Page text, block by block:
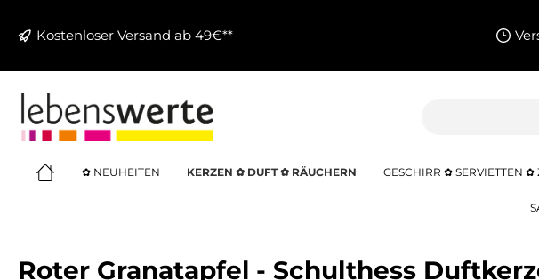
Kostenloser Versand ab 49€**
✿ NEUHEITEN KERZEN ✿ DUFT ✿ RÄUCHERN GESCHIRR ✿ SERVIETTEN ✿
Roter Granatapfel - Schulthess